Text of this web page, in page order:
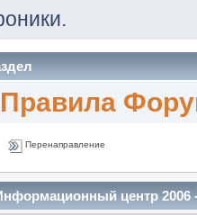
Перенаправление
центр